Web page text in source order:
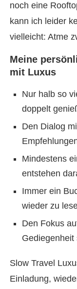
noch eine
kann ich leider
vielleicht: Atme
Meine
mit Luxus
Nur halb so
doppelt
Den Dialog
Mindestens
entstehen
Immer ein
wieder zu
Den Fokus
Gediegenheit
Slow Travel
Einladung,